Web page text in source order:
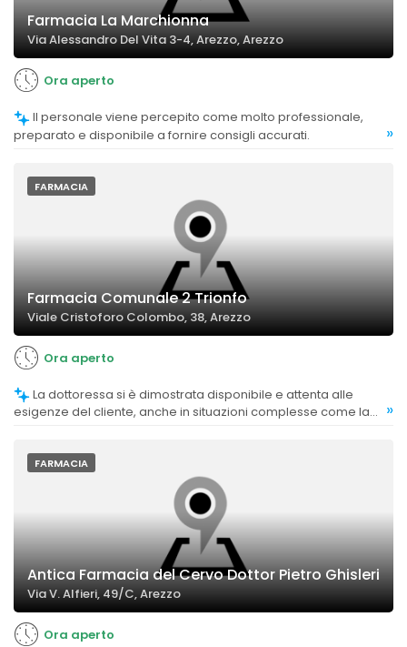
Farmacia La Marchionna
Via Alessandro Del Vita 3-4, Arezzo, Arezzo
Ora aperto
preparato e disponibile a fornire consigli accurati.
»
FARMACIA
Farmacia Comunale 2 Trionfo
Viale Cristoforo Colombo, 38, Arezzo
Ora aperto
esigenze del cliente, anche in situazioni complesse come la
»
FARMACIA
Antica Farmacia del Cervo Dottor Pietro Ghisleri
Via V. Alfieri, 49/C, Arezzo
Ora aperto